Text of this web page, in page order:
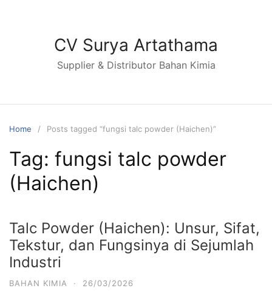
CV Surya Artathama
Supplier & Distributor Bahan Kimia
Home Posts tagged “fungsi talc powder (Haichen)”
Tag: fungsi talc powder
(Haichen)
Talc Powder (Haichen): Unsur, Sifat,
Tekstur, dan Fungsinya di Sejumlah
Industri
BAHAN KIMIA · 26/03/2026